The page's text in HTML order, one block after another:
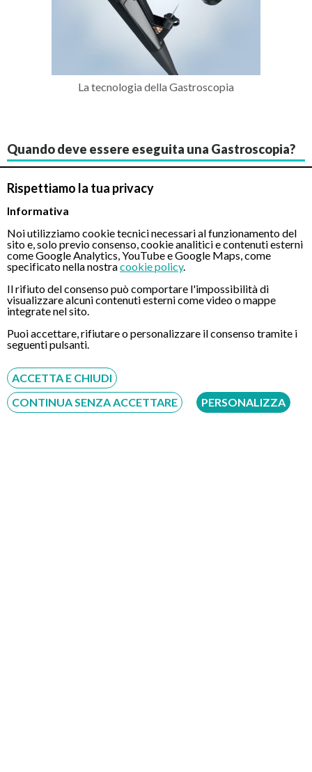
Rispettiamo la tua privacy
Informativa
Noi utilizziamo cookie tecnici necessari al funzionamento del
sito e, solo previo consenso, cookie analitici e contenuti esterni
come Google Analytics, YouTube e Google Maps, come
specificato nella nostracookie policy.
Il rifiuto del consenso può comportare l'impossibilità di
visualizzare alcuni contenuti esterni come video o mappe
integrate nel sito.
Puoi accettare, rifiutare o personalizzare il consenso tramite i
seguenti pulsanti.
ACCETTA E CHIUDI
CONTINUA SENZA ACCETTARE
PERSONALIZZA
La tecnologia della Gastroscopia
Quando deve essere eseguita una Gastroscopia?
Un paziente che presenta di disturbi conclamati e persistenti
quali mal di pancia, problemi di digestione, vomito, diarrea,
queste situazioni, il medico curante o lo specialista, potrà
richiedere una Gastroscopia al paziente al fine di avere una
diagnosi chiara e completa della situazione clinica. Insieme alla
Gastroscopia potrebbe essere richiesto di eseguire anche una
ecografia dell’addome, in modo da avere un quadro
diagnostico ancora più esteso e completo.
Successivamente al referto della Gastroscopia, il medico
fornirà delle procedure di cura differenti e adatte al singolo
caso clinico. Ad esempio, se durante una Gastroscopia si
diagnostica: